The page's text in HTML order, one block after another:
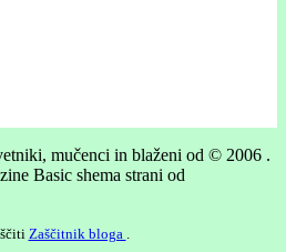
mučenci in blaženi od © 2006 .
Basic shema strani od
Zaščitnik bloga .